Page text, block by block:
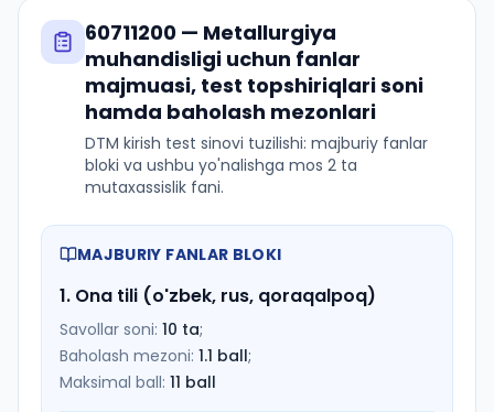
60711200 — Metallurgiya
muhandisligi uchun fanlar
majmuasi, test topshiriqlari soni
hamda baholash mezonlari
DTM kirish test sinovi tuzilishi: majburiy fanlar
bloki va ushbu yo'nalishga mos 2 ta
mutaxassislik fani.
MAJBURIY FANLAR BLOKI
1. Ona tili (o'zbek, rus, qoraqalpoq)
Savollar soni: 10 ta;
Baholash mezoni: 1.1 ball;
Maksimal ball: 11 ball